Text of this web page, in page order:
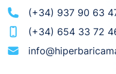
(+34) 937 90 63
(+34) 654 33 72